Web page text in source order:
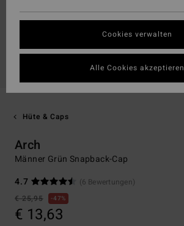
Hüte & Caps
Arch
Männer Grün Snapback-Cap
4.7
(6 Bewertungen)
€ 25,95
47%
€ 13,63
Cookies verwalten
Alle Cookies akzeptieren